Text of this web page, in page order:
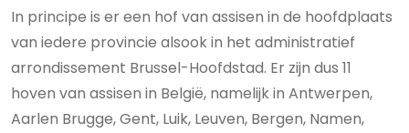
In principe is er een hof van assisen in de hoofdplaats
van iedere provincie alsook in het administratief
arrondissement Brussel-Hoofdstad. Er zijn dus 11
hoven van assisen in België, namelijk in Antwerpen,
Aarlen Brugge, Gent, Luik, Leuven, Bergen, Namen,